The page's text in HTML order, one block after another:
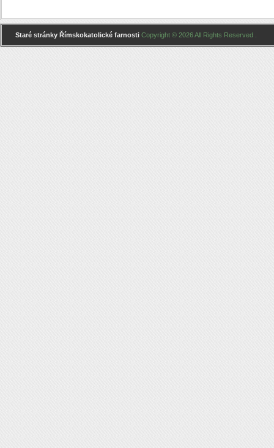
Staré stránky Římskokatolické farnosti Copyright © 2026 All Rights Reserved .